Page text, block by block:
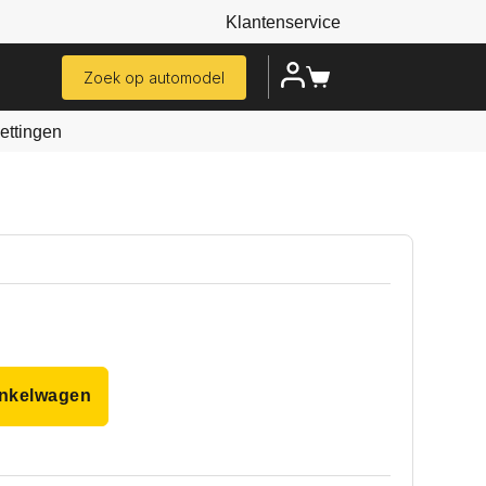
Klantenservice
Zoek op automodel